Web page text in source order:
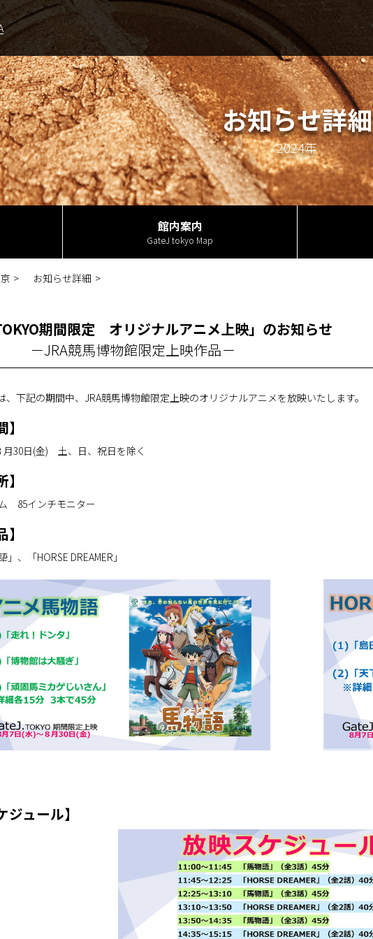
お知らせ詳細
2024年
館内案内
GateJ tokyo Map
お知らせ詳細
期間限定 オリジナルアニメ上映」のお知らせ
－JRA競馬博物館限定上映作品－
、下記の期間中、JRA競馬博物館限定上映のオリジナルアニメを放映いたします。
月30日(金) 土、日、祝日を除く
85インチモニター
」、「HORSE DREAMER」
ジュール】